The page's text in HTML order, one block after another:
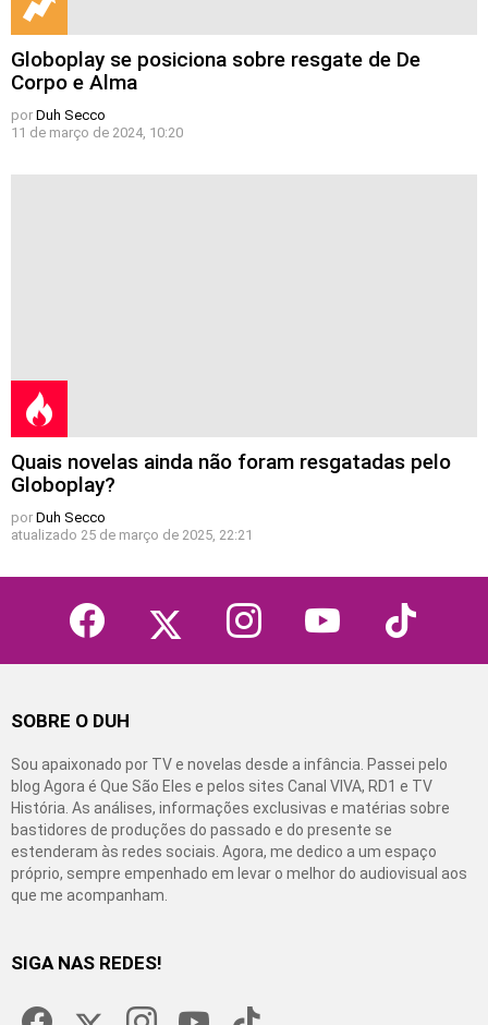
Globoplay se posiciona sobre resgate de De
Corpo e Alma
por Duh Secco
11 de março de 2024, 10:20
Quais novelas ainda não foram resgatadas pelo
Globoplay?
por Duh Secco
atualizado 25 de março de 2025, 22:21
facebook instagram youtube tiktok
SOBRE O DUH
Sou apaixonado por TV e novelas desde a infância. Passei pelo
blog Agora é Que São Eles e pelos sites Canal VIVA, RD1 e TV
História. As análises, informações exclusivas e matérias sobre
bastidores de produções do passado e do presente se
estenderam às redes sociais. Agora, me dedico a um espaço
próprio, sempre empenhado em levar o melhor do audiovisual aos
que me acompanham.
SIGA NAS REDES!